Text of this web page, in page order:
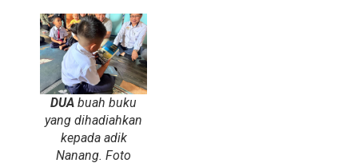
DUA buah buku
yang dihadiahkan
kepada adik
Nanang. Foto